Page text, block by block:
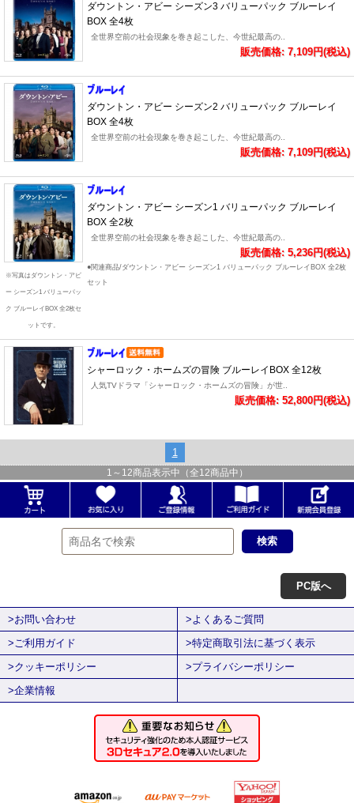
ダウントン・アビー シーズン3 バリューパック ブルーレイ
BOX 全4枚
全世界空前の社会現象を巻き起こした、今世紀最高の..
販売価格: 7,109円(税込)
ダウントン・アビー シーズン2 バリューパック ブルーレイ
BOX 全4枚
全世界空前の社会現象を巻き起こした、今世紀最高の..
販売価格: 7,109円(税込)
※写真はダウントン・アビ
ー シーズン1 バリューパッ
ク ブルーレイBOX 全2枚セ
ットです。
ダウントン・アビー シーズン1 バリューパック ブルーレイ
BOX 全2枚
全世界空前の社会現象を巻き起こした、今世紀最高の..
販売価格: 5,236円(税込)
●関連商品/ダウントン・アビー シーズン1 バリューパック ブルーレイBOX 全2枚
セット
シャーロック・ホームズの冒険 ブルーレイBOX 全12枚
人気TVドラマ「シャーロック・ホームズの冒険」が世..
販売価格: 52,800円(税込)
1
1 ～ 12商品表示中（全12商品中）
PC版へ
>お問い合わせ
>よくあるご質問
>ご利用ガイド
>特定商取引法に基づく表示
>クッキーポリシー
>プライバシーポリシー
>企業情報